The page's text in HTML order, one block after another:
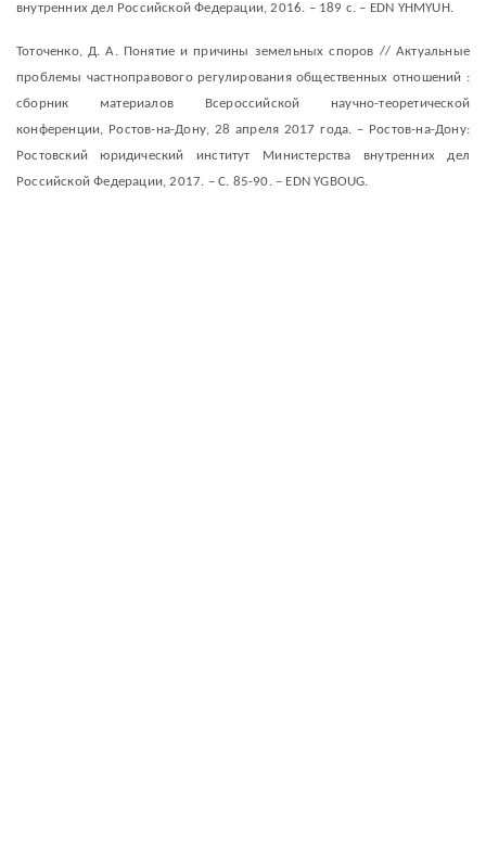
внутренних дел Российской Федерации, 2016. – 189 с. – EDN YHMYUH.
Тоточенко, Д. А. Понятие и причины земельных споров // Актуальные
проблемы частноправового регулирования общественных отношений :
сборник материалов Всероссийской научно-теоретической
конференции, Ростов-на-Дону, 28 апреля 2017 года. – Ростов-на-Дону:
Ростовский юридический институт Министерства внутренних дел
Российской Федерации, 2017. – С. 85-90. – EDN YGBOUG.